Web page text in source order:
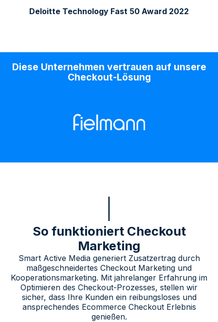
Deloitte Technology Fast 50 Award 2022
Diese Unternehmen vertrauen auf unsere
Checkout-Lösung
So funktioniert Checkout
Marketing
Smart Active Media generiert Zusatzertrag durch
maßgeschneidertes Checkout Marketing und
Kooperationsmarketing. Mit jahrelanger Erfahrung im
Optimieren des Checkout-Prozesses, stellen wir
sicher, dass Ihre Kunden ein reibungsloses und
ansprechendes Ecommerce Checkout Erlebnis
genießen.